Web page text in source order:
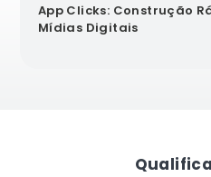
App Clicks: Construção
Mídias Digitais
Qualifica